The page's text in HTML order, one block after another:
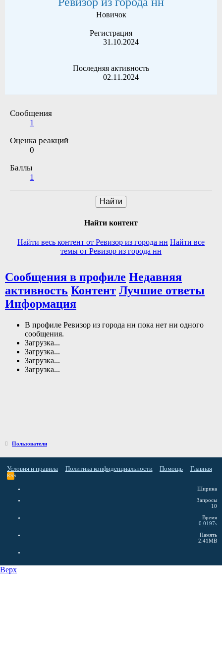
Новичок
Регистрация
31.10.2024
Последняя активность
02.11.2024
Сообщения
1
Оценка реакций
0
Баллы
1
Найти
Найти контент
Найти весь контент от Ревизор из города нн Найти все
темы от Ревизор из города нн
Сообщения в профиле Недавняя
активность Контент Лучшие ответы
Информация
В профиле Ревизор из города нн пока нет ни одного
сообщения.
Загрузка...
Загрузка...
Загрузка...
Загрузка...
Пользователи
Условия и правила Политика конфиденциальности Помощь Главная
RSS
Ширина
Запросы
10
Время
0.0197s
Память
2.41MB
Верх